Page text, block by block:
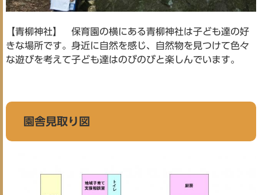
【青柳神社】 保育園の横にある青柳神社は子ども達の好
きな場所です。身近に自然を感じ、自然物を見つけて色々
な遊びを考えて子ども達はのびのびと楽しんでいます。
園舎見取り図